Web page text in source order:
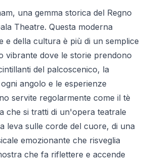
una gemma storica del Regno
Theatre. Questa moderna
e della cultura è più di un semplice
vibrante dove le storie prendono
del palcoscenico, la
angolo e le esperienze
servite regolarmente come il tè
che si tratti di un'opera teatrale
leva sulle corde del cuore, di una
emozionante che risveglia
che fa riflettere e accende